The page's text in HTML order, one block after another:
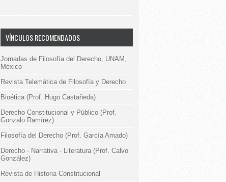
VÍNCULOS RECOMENDADOS
Jornadas de Filosofía del Derecho, UNAM,
México
Revista Telemática de Filosofía y Derecho
Bioética (Prof. Hugo Castañeda)
Derecho Constitucional y Público (Prof.
Gonzalo Ramírez)
Filosofía del Derecho (Prof. García Amado)
Derecho - Narrativa - Literatura (Prof. Calvo
González)
Revista de Historia Constitucional